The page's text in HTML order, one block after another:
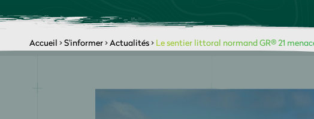
Accueil >S'informer>Actualités> Le sentier littoral normand GR® 21